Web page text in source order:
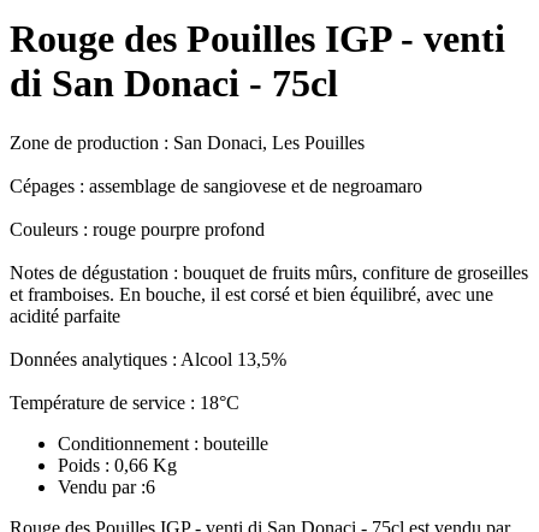
Rouge des Pouilles IGP - venti
di San Donaci - 75cl
Zone de production : San Donaci, Les Pouilles
Cépages : assemblage de sangiovese et de negroamaro
Couleurs : rouge pourpre profond
Notes de dégustation : bouquet de fruits mûrs, confiture de groseilles
et framboises. En bouche, il est corsé et bien équilibré, avec une
acidité parfaite
Données analytiques : Alcool 13,5%
Température de service : 18°C
Conditionnement : bouteille
Poids : 0,66 Kg
Vendu par :6
Rouge des Pouilles IGP - venti di San Donaci - 75cl est vendu par